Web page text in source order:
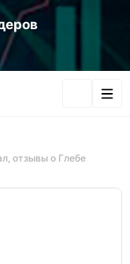
отзывы о Глебе